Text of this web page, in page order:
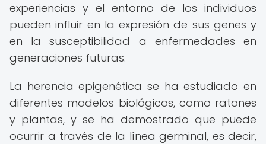
experiencias y el entorno de los individuos
pueden influir en la expresión de sus genes y
en la susceptibilidad a enfermedades en
generaciones futuras.
La herencia epigenética se ha estudiado en
diferentes modelos biológicos, como ratones
y plantas, y se ha demostrado que puede
ocurrir a través de la línea germinal, es decir,